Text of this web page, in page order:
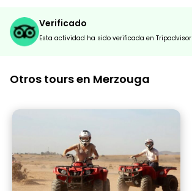
Verificado
Esta actividad ha sido verificada en Tripadvisor
Otros tours en Merzouga